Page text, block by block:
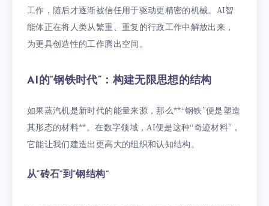
工作，随后才逐渐被信任用于驱动更精密的机械。AI智
能体正在将人类从繁重、重复的行政工作中解放出来，
为更具创造性的工作腾出空间。
AI的“钢铁时代”：构建无限思想的结构
如果蒸汽机是新时代的能量来源，那么**“钢铁”便是塑造
其形态的材料**。在数字领域，AI便是这种“奇迹材料”，
它能让我们建造出更高大的组织和认知结构。
从“砖石”到“钢结构”